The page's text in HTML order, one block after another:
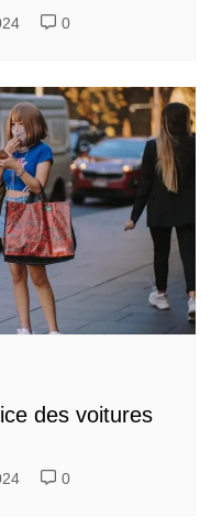
0
des voitures
0